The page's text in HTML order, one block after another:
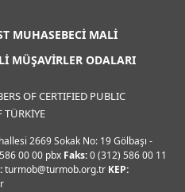
MUHASEBECİ MALİ
MÜŞAVİRLER ODALARI
OF CERTIFIED PUBLIC
TÜRKİYE
2669 Sokak No: 19 Gölbaşı -
00 00 pbx Faks:0 (312) 586 00 11
turmob@turmob.org.tr KEP: